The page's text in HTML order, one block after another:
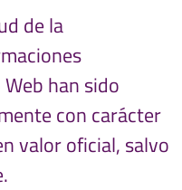
de la
han sido
con carácter
valor oficial, salvo